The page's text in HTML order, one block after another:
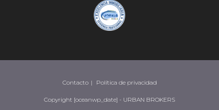
Contacto Política de privacidad
Copyright [oceanwp_date] - URBAN BROKERS